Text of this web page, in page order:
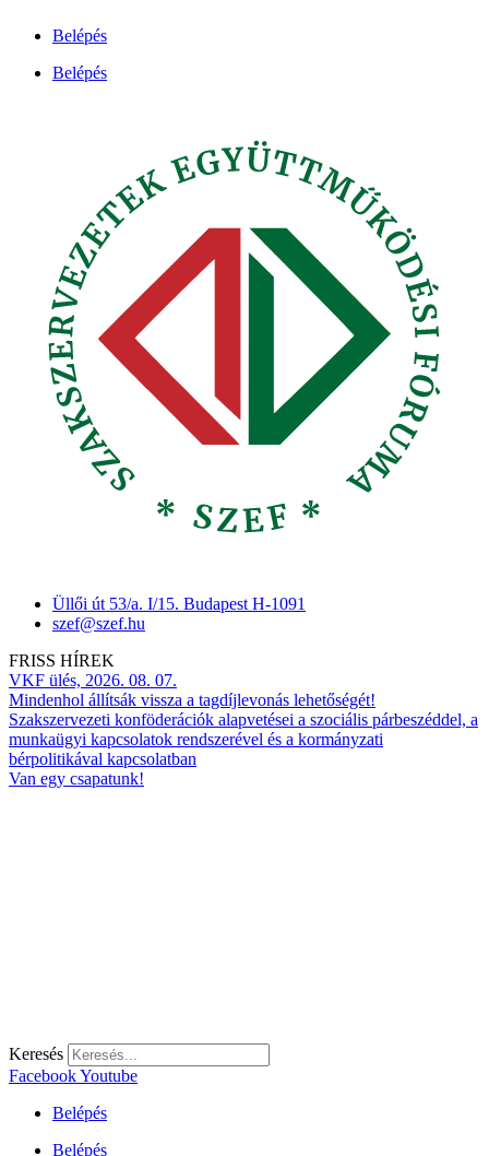
Belépés
Belépés
Üllői út 53/a. I/15. Budapest H-1091
szef@szef.hu
FRISS HÍREK
VKF ülés, 2026. 08. 07.
Mindenhol állítsák vissza a tagdíjlevonás lehetőségét!
Szakszervezeti konföderációk alapvetései a szociális párbeszéddel, a
munkaügyi kapcsolatok rendszerével és a kormányzati
bérpolitikával kapcsolatban
Van egy csapatunk!
Keresés
FacebookYoutube
Belépés
Belépés